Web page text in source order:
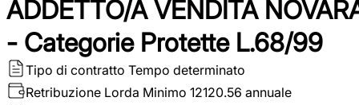
ADDETTO/A VENDITA
- Categorie Protette L.68/99
Tipo di contratto Tempo determinato
Retribuzione Lorda Minimo 12120.56 annuale